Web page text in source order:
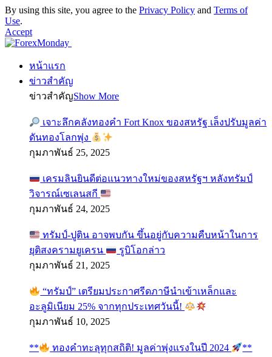
By using this site, you agree to the Privacy Policy and Terms of
Use.
Accept
หน้าแรก
ข่าวสำคัญ
ข่าวสำคัญShow More
เจาะลึกคลังทองคำ Fort Knox ของสหรัฐ เล็งปรับมูลค่า
ดันทองโลกพุ่ง
กุมภาพันธ์ 25, 2025
เครมลินยินดีต่อแนวทางใหม่ของสหรัฐฯ หลังทรัมป์
วิจารณ์เซเลนสกี
กุมภาพันธ์ 24, 2025
ทรัมป์-ปูติน อาจพบกัน ขึ้นอยู่กับความคืบหน้าในการ
ยุติสงครามยูเครน
รูบิโอกล่าว
กุมภาพันธ์ 21, 2025
“ทรัมป์” เตรียมประกาศรีดภาษีนำเข้าเหล็กและ
อะลูมิเนียม 25% จากทุกประเทศวันนี้!
กุมภาพันธ์ 10, 2025
** ทองคำทะลุทุกสถิติ! มูลค่าพุ่งแรงในปี 2024
**